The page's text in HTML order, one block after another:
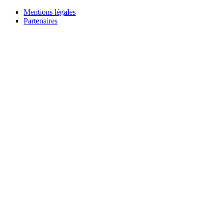
Mentions légales
Partenaires